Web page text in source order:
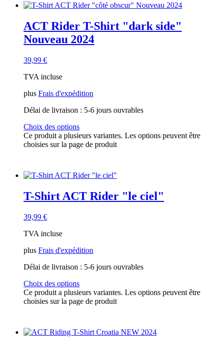
ACT Rider T-Shirt "dark side"
Nouveau 2024
39,99 €
TVA incluse
plus Frais d'expédition
Délai de livraison : 5-6 jours ouvrables
Choix des options
Ce produit a plusieurs variantes. Les options peuvent être
choisies sur la page de produit
T-Shirt ACT Rider "le ciel"
39,99 €
TVA incluse
plus Frais d'expédition
Délai de livraison : 5-6 jours ouvrables
Choix des options
Ce produit a plusieurs variantes. Les options peuvent être
choisies sur la page de produit